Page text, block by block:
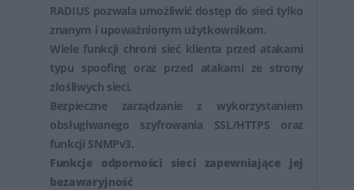
RADIUS pozwala umożliwić dostęp do sieci tylko
znanym i upoważnionym użytkownikom.
Wiele funkcji chroni sieć klienta przed atakami
typu spoofing oraz przed atakami ze strony
złośliwych sieci.
Bezpieczne zarządzanie z wykorzystaniem
obsługiwanego szyfrowania SSL/HTTPS oraz
funkcji SNMPv3.
Funkcje odporności sieci zapewniające jej
bezawaryjność